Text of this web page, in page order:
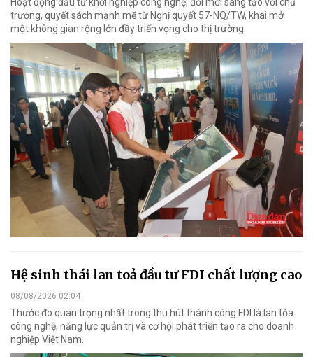
trương, quyết sách mạnh mẽ từ Nghị quyết 57-NQ/TW, khai mở
một không gian rộng lớn đầy triển vọng cho thị trường.
Hệ sinh thái lan toả đầu tư FDI chất lượng cao
08/08/2026 02:04
Thước đo quan trọng nhất trong thu hút thành công FDI là lan tỏa
công nghệ, năng lực quản trị và cơ hội phát triển tạo ra cho doanh
nghiệp Việt Nam.